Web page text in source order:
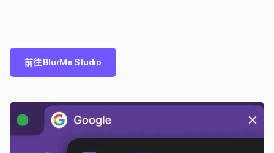
前往 BlurMe Studio